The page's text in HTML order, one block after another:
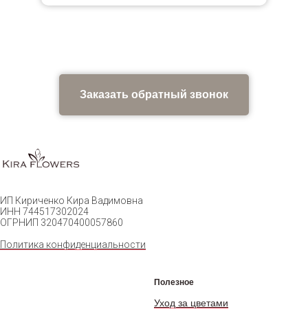
Заказать обратный звонок
ИП Кириченко Кира Вадимовна
ИНН 744517302024
ОГРНИП 320470400057860
Политика конфиденциальности
Полезное
Уход за цветами